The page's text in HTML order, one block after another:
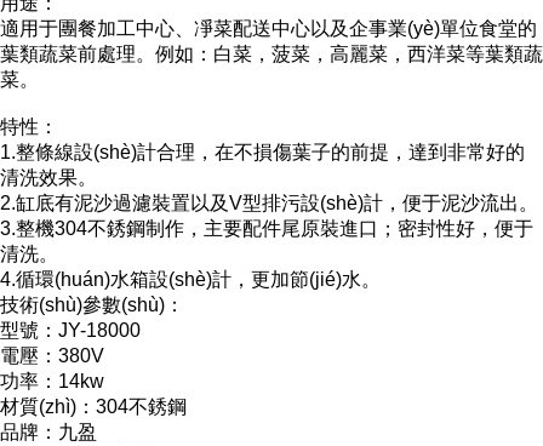
適用于團餐加工中心、凈菜配送中心以及企事業(yè)單位食堂的
葉類蔬菜前處理。例如：白菜，菠菜，高麗菜，西洋菜等葉類蔬
菜。
特性：
1.整條線設(shè)計合理，在不損傷葉子的前提，達到非常好的
清洗效果。
2.缸底有泥沙過濾裝置以及V型排污設(shè)計，便于泥沙流出。
3.整機304不銹鋼制作，主要配件尾原裝進口；密封性好，便于
清洗。
4.循環(huán)水箱設(shè)計，更加節(jié)水。
技術(shù)參數(shù)：
型號：JY-18000
電壓：380V
功率：14kw
材質(zhì)：304不銹鋼
品牌：九盈